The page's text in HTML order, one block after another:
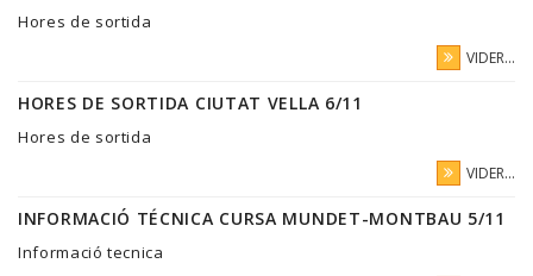
Hores de sortida
VIDER...
HORES DE SORTIDA CIUTAT VELLA 6/11
Hores de sortida
VIDER...
INFORMACIÓ TÉCNICA CURSA MUNDET-MONTBAU 5/11
Informació tecnica